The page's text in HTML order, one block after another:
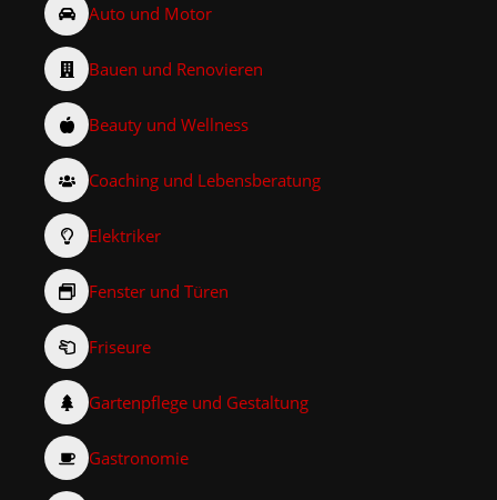
Auto und Motor
Bauen und Renovieren
Beauty und Wellness
Coaching und Lebensberatung
Elektriker
Fenster und Türen
Friseure
Gartenpflege und Gestaltung
Gastronomie